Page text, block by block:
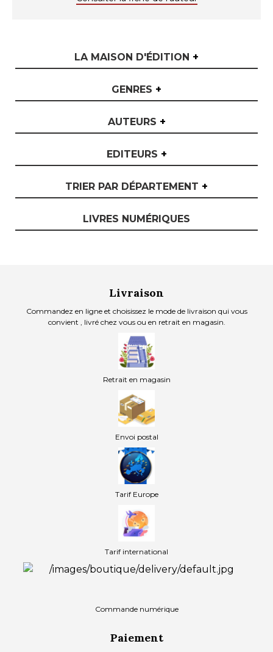
LA MAISON D'ÉDITION +
GENRES +
AUTEURS +
EDITEURS +
TRIER PAR DÉPARTEMENT +
LIVRES NUMÉRIQUES
Livraison
Commandez en ligne et choisissez le mode de livraison qui vous
convient , livré chez vous ou en retrait en magasin.
Retrait en magasin
Envoi postal
Tarif Europe
Tarif international
Commande numérique
Paiement